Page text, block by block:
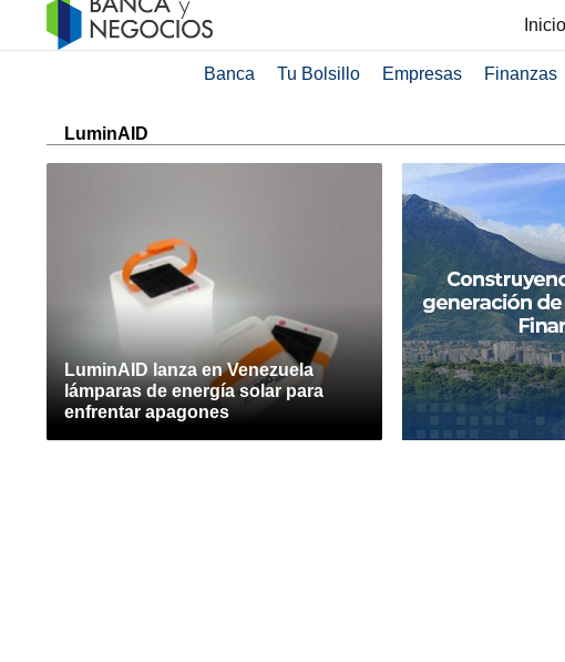
Inicio
Banca Tu Bolsillo Empresas Finanzas
LuminAID
LuminAID lanza en Venezuela
lámparas de energía solar para
enfrentar apagones